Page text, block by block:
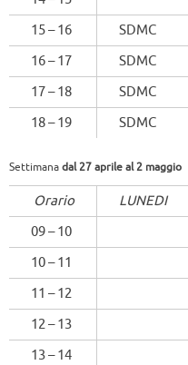
15 – 16
SDMC
16 – 17
SDMC
17 – 18
SDMC
18 – 19
SDMC
Settimanadal 27 aprile al 2 maggio
Orario LUNEDI
09 – 10
10 – 11
11 – 12
12 – 13
13 – 14